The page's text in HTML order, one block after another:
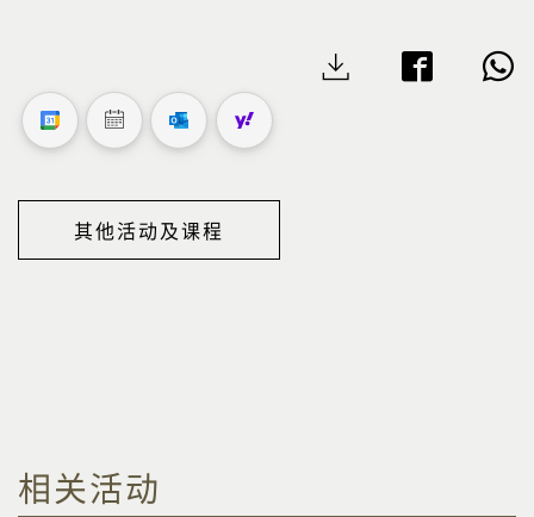
其他活动及课程
相关活动